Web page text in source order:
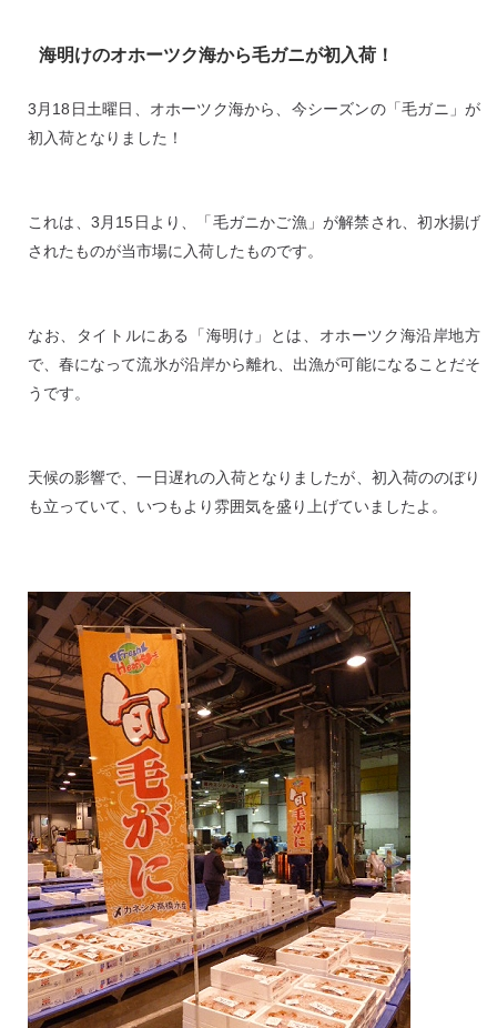
海明けのオホーツク海から毛ガニが初入荷！
3月18日土曜日、オホーツク海から、今シーズンの「毛ガニ」が
初入荷となりました！
これは、3月15日より、「毛ガニかご漁」が解禁され、初水揚げ
されたものが当市場に入荷したものです。
なお、タイトルにある「海明け」とは、オホーツク海沿岸地方
で、春になって流氷が沿岸から離れ、出漁が可能になることだそ
うです。
天候の影響で、一日遅れの入荷となりましたが、初入荷ののぼり
も立っていて、いつもより雰囲気を盛り上げていましたよ。